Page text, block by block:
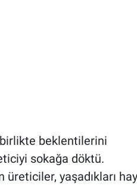
beklentilerini
sokağa döktü.
yaşadıkları